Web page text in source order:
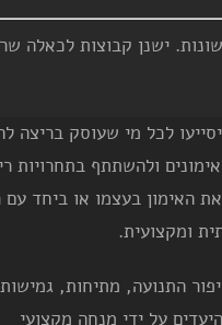
לכל מי שעוסק
ולהשתתף בתחרויות
האימון בעצמו או
ומקצועית.
התנועה, מתיחות,
על ידי מנחה מקצועי